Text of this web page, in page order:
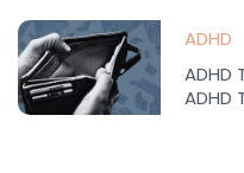
ADHD
ADHD
ADHD